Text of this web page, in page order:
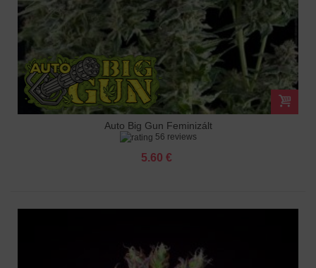
Auto Big Gun Feminizált
56 reviews
5.60 €